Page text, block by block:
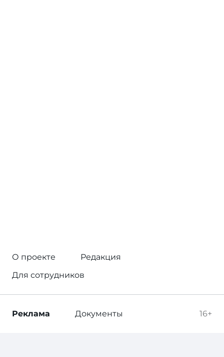
О проекте
Редакция
Для сотрудников
16+
Реклама Документы